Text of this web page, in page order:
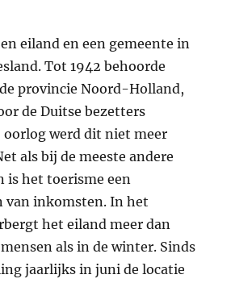
d
i
t
t
s
A
p
p
p
e
t
e
r
e
s
k
e
d
I
n
y
L
i
n
k
n
eiland en een gemeente in
Tot 1942 behoorde
provincie Noord-Holland,
de Duitse bezetters
oorlog werd dit niet meer
als bij de meeste andere
is het toerisme een
van inkomsten. In het
het eiland meer dan
als in de winter. Sinds
jaarlijks in juni de locatie